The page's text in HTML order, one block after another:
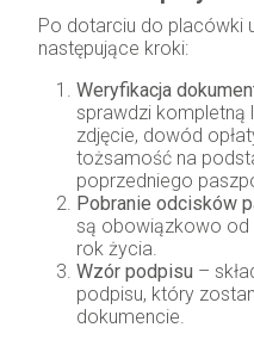
Po dotarciu do placówki
następujące kroki:
Weryfikacja
sprawdzi kompletną
zdjęcie, dowód
tożsamość na
poprzedniego
Pobranie odcisków
są obowiązkowo od
rok życia.
Wzór podpisu –
podpisu, który
dokumencie.